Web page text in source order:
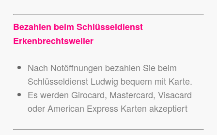
Bezahlen beim Schlüsseldienst
Erkenbrechtsweiler
Nach Notöffnungen bezahlen Sie beim
Schlüsseldienst Ludwig bequem mit Karte.
Es werden Girocard, Mastercard, Visacard
oder American Express Karten akzeptiert